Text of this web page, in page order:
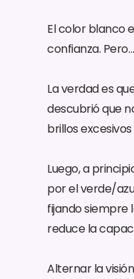
El color blanco
confianza.
La verdad es
descubrió que
brillos
Luego, a
por el verde/
fijando siempre
reduce la
Alternar la